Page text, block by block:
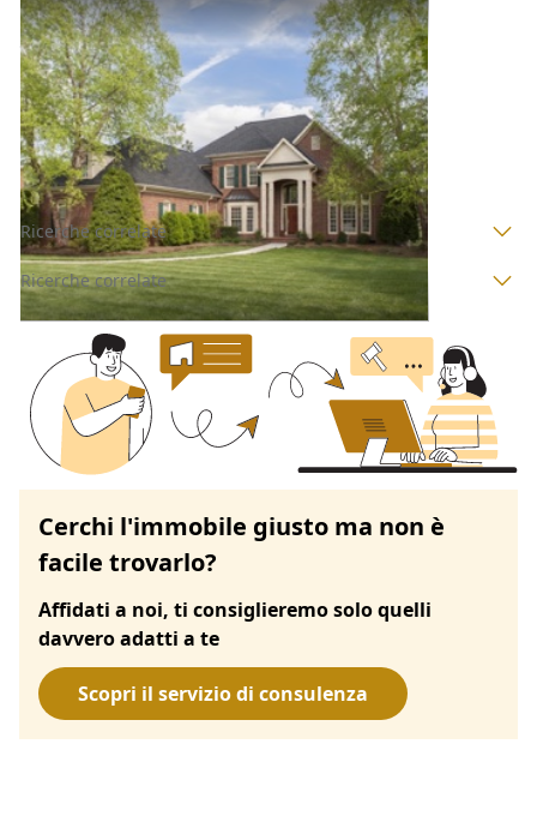
Villini all'asta a Mantova
Curtatone (Mantova)
Offerta minima
141.048 € 188.063 €
Codice asta:AS752455
Asta chiusa
Ricerche correlate
Ricerche correlate
Cerchi l'immobile giusto ma non è
facile trovarlo?
Affidati a noi, ti consiglieremo solo quelli
davvero adatti a te
Scopri il servizio di consulenza